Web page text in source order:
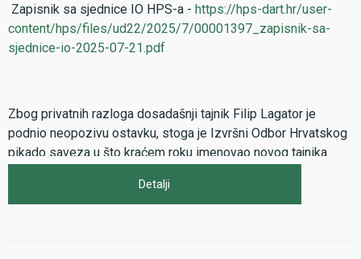
Zapisnik sa sjednice IO HPS-a - https://hps-dart.hr/user-
content/hps/files/ud22/2025/7/00001397_zapisnik-sa-
sjednice-io-2025-07-21.pdf
Zbog privatnih razloga dosadašnji tajnik Filip Lagator je
podnio neopozivu ostavku, stoga je Izvršni Odbor Hrvatskog
pikado saveza u što kraćem roku imenovao novog tajnika
Detalji